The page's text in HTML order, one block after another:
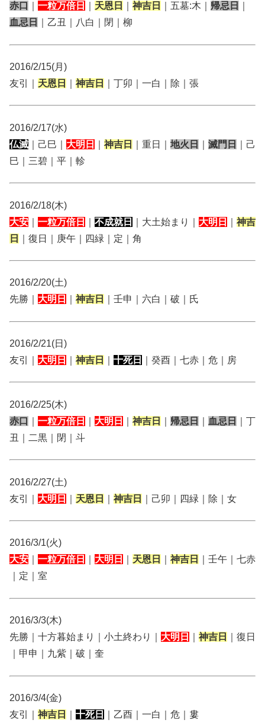
赤口
一粒万倍日 天恩日 神吉日 ｜五墓:木｜ 帰忌日
血忌日
｜乙丑｜八白｜閉｜柳
2016/2/15(月)
友引｜ 天恩日 神吉日 ｜丁卯｜一白｜除｜張
2016/2/17(水)
仏滅 ｜己巳｜ 大明日 神吉日 ｜重日｜ 地火日 滅門日
｜己
巳｜三碧｜平｜軫
2016/2/18(木)
大安
一粒万倍日 不成就日 ｜大土始まり｜ 大明日
神吉
日
｜復日｜庚午｜四緑｜定｜角
2016/2/20(土)
先勝｜ 大明日 神吉日 ｜壬申｜六白｜破｜氏
2016/2/21(日)
友引｜ 大明日 神吉日 十死日 ｜癸酉｜七赤｜危｜房
2016/2/25(木)
赤口
一粒万倍日 大明日 神吉日 帰忌日 血忌日
｜丁
丑｜二黒｜閉｜斗
2016/2/27(土)
友引｜ 大明日 天恩日 神吉日 ｜己卯｜四緑｜除｜女
2016/3/1(火)
大安
一粒万倍日 大明日 天恩日 神吉日
｜壬午｜七赤
｜定｜室
2016/3/3(木)
先勝｜十方暮始まり｜小土終わり｜ 大明日 神吉日
｜復日
｜甲申｜九紫｜破｜奎
2016/3/4(金)
友引｜ 神吉日 十死日 ｜乙酉｜一白｜危｜婁